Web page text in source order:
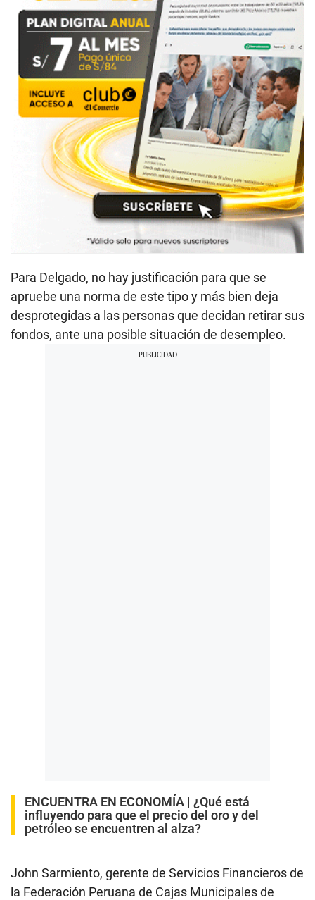
Para Delgado, no hay justificación para que se
apruebe una norma de este tipo y más bien deja
desprotegidas a las personas que decidan retirar sus
fondos, ante una posible situación de desempleo.
ENCUENTRA EN ECONOMÍA | ¿Qué está
influyendo para que el precio del oro y del
petróleo se encuentren al alza?
John Sarmiento, gerente de Servicios Financieros de
la Federación Peruana de Cajas Municipales de